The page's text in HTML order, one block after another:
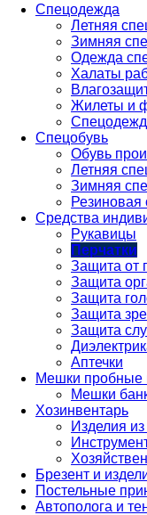
Спецодежда
Летняя
Зимняя
Одежда
Халаты
Жилеты и
Спецобувь
Обувь
Летняя
Зимняя
Резиновая
Средства
Рукавицы
Перчатки
Защита от
Защита
Защита
Защита
Защита
Аптечки
Мешки пробные
Мешки
Хозинвентарь
Изделия из
Брезент и
Постельные
Автополога и